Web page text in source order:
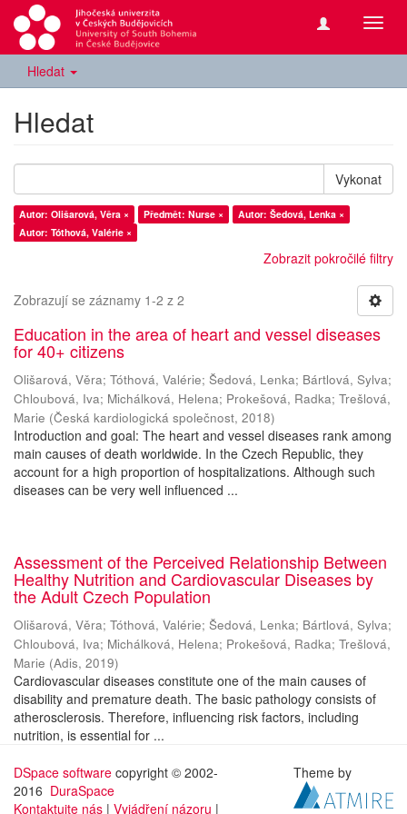
Hledat
Hledat
Vykonat
Autor: Olišarová, Věra × Předmět: Nurse ×
Autor: Šedová, Lenka ×
Autor: Tóthová, Valérie ×
Zobrazit pokročilé filtry
Zobrazují se záznamy 1-2 z 2
Education in the area of heart and vessel diseases
for 40+ citizens
Olišarová, Věra; Tóthová, Valérie; Šedová, Lenka; Bártlová, Sylva;
Chloubová, Iva; Michálková, Helena; Prokešová, Radka; Trešlová,
Marie (Česká kardiologická společnost, 2018)
Introduction and goal: The heart and vessel diseases rank among
main causes of death worldwide. In the Czech Republic, they
account for a high proportion of hospitalizations. Although such
diseases can be very well influenced ...
Assessment of the Perceived Relationship Between
Healthy Nutrition and Cardiovascular Diseases by
the Adult Czech Population
Olišarová, Věra; Tóthová, Valérie; Šedová, Lenka; Bártlová, Sylva;
Chloubová, Iva; Michálková, Helena; Prokešová, Radka; Trešlová,
Marie (Adis, 2019)
Cardiovascular diseases constitute one of the main causes of
disability and premature death. The basic pathology consists of
atherosclerosis. Therefore, influencing risk factors, including
nutrition, is essential for ...
DSpace software copyright © 2002-
2016 DuraSpace
Kontaktujte nás | Vyjádření názoru |
Theme by